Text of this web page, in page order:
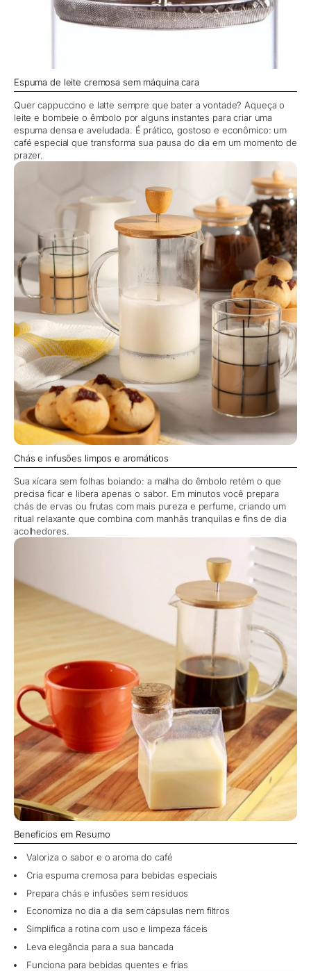
Espuma de leite cremosa sem máquina cara
Quer cappuccino e latte sempre que bater a vontade? Aqueça o
leite e bombeie o êmbolo por alguns instantes para criar uma
espuma densa e aveludada. É prático, gostoso e econômico: um
café especial que transforma sua pausa do dia em um momento de
prazer.
Chás e infusões limpos e aromáticos
Sua xícara sem folhas boiando: a malha do êmbolo retém o que
precisa ficar e libera apenas o sabor. Em minutos você prepara
chás de ervas ou frutas com mais pureza e perfume, criando um
ritual relaxante que combina com manhãs tranquilas e fins de dia
acolhedores.
Benefícios em Resumo
Valoriza o sabor e o aroma do café
Cria espuma cremosa para bebidas especiais
Prepara chás e infusões sem resíduos
Economiza no dia a dia sem cápsulas nem filtros
Simplifica a rotina com uso e limpeza fáceis
Leva elegância para a sua bancada
Funciona para bebidas quentes e frias